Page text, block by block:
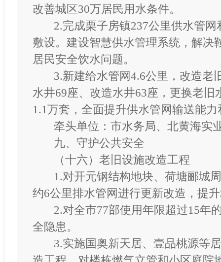
改善城区30万居民用水条件。
2.完成栗子房镇237公里供水管
敷设。建设智慧供水管理系统，解决
居民安全饮水问题。
3.新建给水管网4.6公里，改造老
水井69座、改造水井63座，更换老
1.1万套，全面提升供水管网输送能
牵头单位：市水务局、北黄海实
九、守护公共安全
（十六）老旧设施改造工程
1.对开元钢结构地块、荷塘郦城
约6公里排水管网进行更新改造，提
2.对全市77部使用年限超过15年
全隐患。
3.实施国奥新天居、壹品桃源等